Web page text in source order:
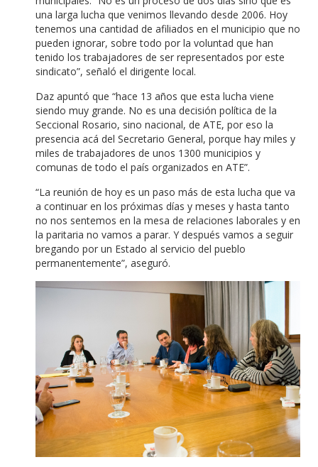
una larga lucha que venimos llevando desde 2006. Hoy
tenemos una cantidad de afiliados en el municipio que no
pueden ignorar, sobre todo por la voluntad que han
tenido los trabajadores de ser representados por este
sindicato”, señaló el dirigente local.
Daz apuntó que “hace 13 años que esta lucha viene
siendo muy grande. No es una decisión política de la
Seccional Rosario, sino nacional, de ATE, por eso la
presencia acá del Secretario General, porque hay miles y
miles de trabajadores de unos 1300 municipios y
comunas de todo el país organizados en ATE”.
“La reunión de hoy es un paso más de esta lucha que va
a continuar en los próximas días y meses y hasta tanto
no nos sentemos en la mesa de relaciones laborales y en
la paritaria no vamos a parar. Y después vamos a seguir
bregando por un Estado al servicio del pueblo
permanentemente”, aseguró.